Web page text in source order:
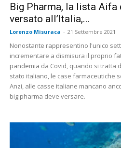
Big Pharma, la lista Aifa
versato all’Italia,...
Lorenzo Misuraca - 21 Settembre 2021
Nonostante rappresentino l'unico
incrementare a dismisura il proprio
pandemia da Covid, quando si tratta
stato italiano, le case farmaceutiche
Anzi, alle casse italiane mancano
big pharma deve versare.